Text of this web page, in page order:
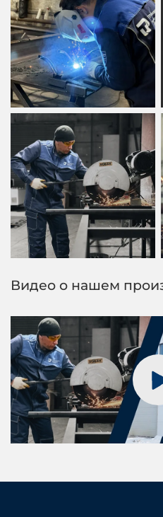
Видео о нашем